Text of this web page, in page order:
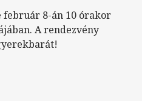
február 8-án 10 órakor
A rendezvény